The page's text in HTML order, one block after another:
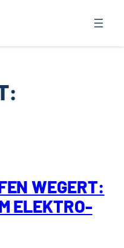
WEGERT:
ELEKTRO-